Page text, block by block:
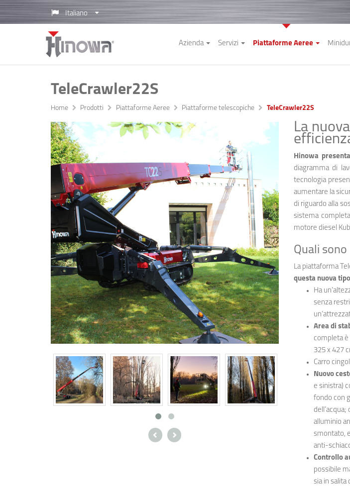
Italiano
Azienda Servizi Piattaforme Aeree
TeleCrawler22S
Home Prodotti Piattaforme Aeree Piattaforme telescopiche TeleCrawler22S
La
Hinowa
diagramma di
tecnologia
aumentare la
di riguardo alla
sistema
motore diesel
Quali
La piattaforma
questa nuova
Ha
senza
Area di
completa è
325 x 427
Carro
Nuovo
e sinistra)
fondo con
alluminio
smontato,
anti-
Controllo
possibile
sia in salita